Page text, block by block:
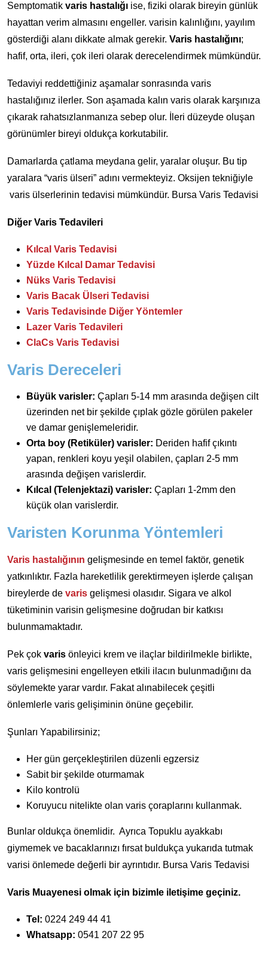
Semptomatik varis hastalığı ise, fiziki olarak bireyin günlük
hayattan verim almasını engeller. varisin kalınlığını, yayılım
gösterdiği alanı dikkate almak gerekir. Varis hastalığını;
hafif, orta, ileri, çok ileri olarak derecelendirmek mümkündür.
Tedaviyi reddettiğiniz aşamalar sonrasında varis
hastalığınız ilerler. Son aşamada kalın varis olarak karşınıza
çıkarak rahatsızlanmanıza sebep olur. İleri düzeyde oluşan
görünümler bireyi oldukça korkutabilir.
Damarlarda çatlama meydana gelir, yaralar oluşur. Bu tip
yaralara “varis ülseri” adını vermekteyiz. Oksijen tekniğiyle
varis ülserlerinin tedavisi mümkündür. Bursa Varis Tedavisi
Diğer Varis Tedavileri
Kılcal Varis Tedavisi
Yüzde Kılcal Damar Tedavisi
Nüks Varis Tedavisi
Varis Bacak Ülseri Tedavisi
Varis Tedavisinde Diğer Yöntemler
Lazer Varis Tedavileri
ClaCs Varis Tedavisi
Varis Dereceleri
Büyük varisler: Çapları 5-14 mm arasında değişen cilt
üzerinden net bir şekilde çıplak gözle görülen pakeler
ve damar genişlemeleridir.
Orta boy (Retiküler) varisler: Deriden hafif çıkıntı
yapan, renkleri koyu yeşil olabilen, çapları 2-5 mm
arasında değişen varislerdir.
Kılcal (Telenjektazi) varisler: Çapları 1-2mm den
küçük olan varislerdir.
Varisten Korunma Yöntemleri
Varis hastalığının gelişmesinde en temel faktör, genetik
yatkınlıktır. Fazla hareketlilik gerektirmeyen işlerde çalışan
bireylerde de varis gelişmesi olasıdır. Sigara ve alkol
tüketiminin varisin gelişmesine doğrudan bir katkısı
bulunmamaktadır.
Pek çok varis önleyici krem ve ilaçlar bildirilmekle birlikte,
varis gelişmesini engelleyen etkili ilacın bulunmadığını da
söylemekte yarar vardır. Fakat alınabilecek çeşitli
önlemlerle varis gelişiminin önüne geçebilir.
Şunları Yapabilirsiniz;
Her gün gerçekleştirilen düzenli egzersiz
Sabit bir şekilde oturmamak
Kilo kontrolü
Koruyucu nitelikte olan varis çoraplarını kullanmak.
Bunlar oldukça önemlidir. Ayrıca Topuklu ayakkabı
giymemek ve bacaklarınızı fırsat buldukça yukarıda tutmak
varisi önlemede değerli bir ayrıntıdır. Bursa Varis Tedavisi
Varis Muayenesi olmak için bizimle iletişime geçiniz.
Tel: 0224 249 44 41
Whatsapp: 0541 207 22 95